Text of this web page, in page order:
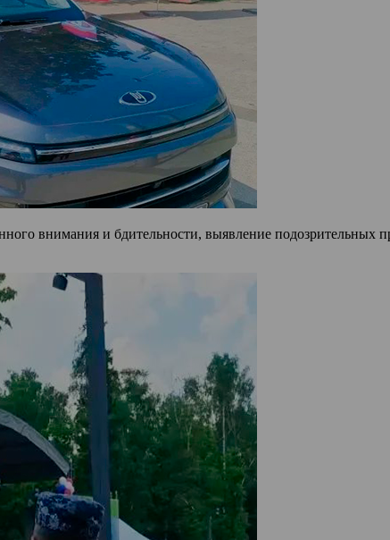
внимания и бдительности, выявление подозрительных